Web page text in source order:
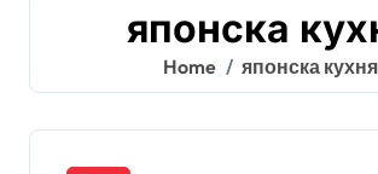
японска
Home японска кухня